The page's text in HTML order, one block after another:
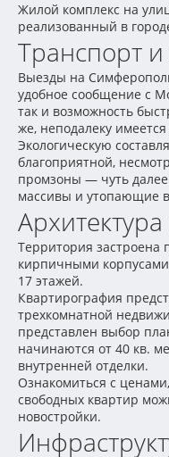
Жилой комплекс на
реализованный в
Транспорт и
Выезды на
удобное сообщение с
так и возможность
же, неподалеку
Экологическую
благоприятной,
промзоны — чуть
массивы и утопающие
Территория
кирпичными
17 этажей.
Квартирография
трехкомнатной
представлен выбор
начинаются от 40 кв.
внутренней отделки.
Ознакомиться с
свободных квартир
новостройки.